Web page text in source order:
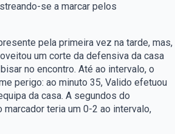
se a marcar pelos
pela primeira vez na tarde, mas,
um corte da defensiva da casa
no encontro. Até ao intervalo, o
perigo: ao minuto 35, Valido efetuou
da casa. A segundos do
teria um 0-2 ao intervalo,